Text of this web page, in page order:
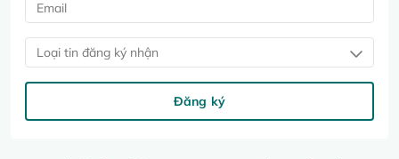
Loại tin đăng ký nhận
Đăng ký